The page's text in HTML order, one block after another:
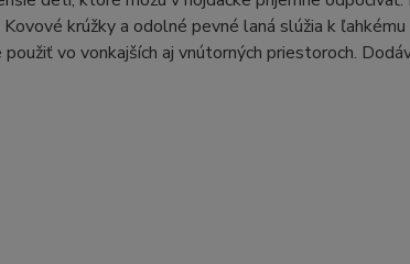
krúžky a odolné pevné laná slúžia k
vo vonkajších aj vnútorných priestoroch.